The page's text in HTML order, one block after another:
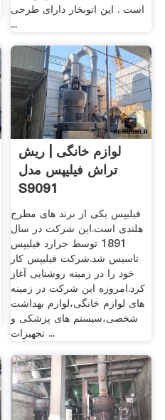
است . این اتوبخار دارای طرحی
...
لوازم خانگی | ریش
تراش فیلیپس مدل
S9091
فیلیپس یکی از برند های مطرح
هلندی است.این شرکت در سال
1891 توسط جرارد فیلیپس
تاسیس شد.شرکت فیلیپس کار
خود را در زمینه روشنایی آغاز
کرد.امروزه این شرکت در زمینه
های لوازم خانگی،لوازم بهداشت
شخصی،سیستم های پزشکی و
تجهیزات ...